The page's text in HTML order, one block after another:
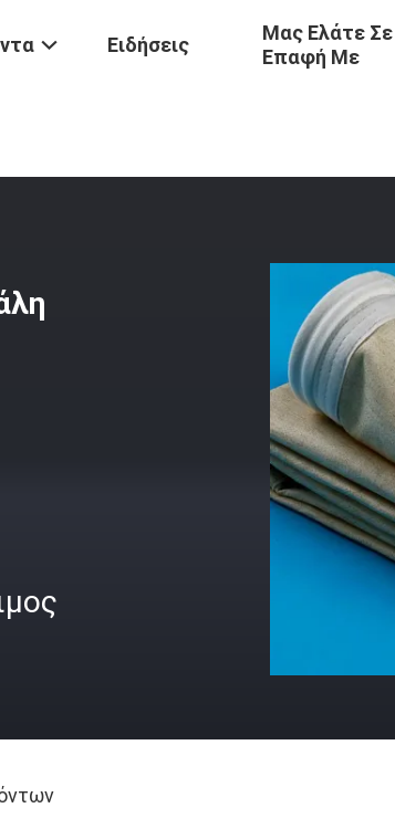
Ειδήσεις
Μας Ελάτε Σε
Επαφή Με